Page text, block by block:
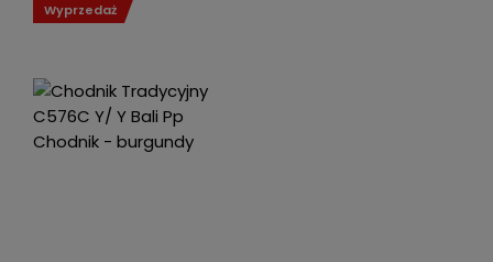
Wyprzedaż